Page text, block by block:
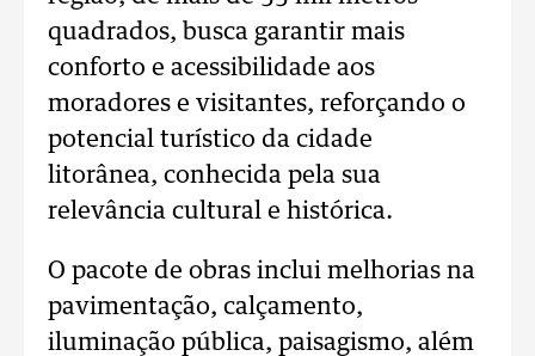
quadrados, busca garantir mais
conforto e acessibilidade aos
moradores e visitantes, reforçando o
potencial turístico da cidade
litorânea, conhecida pela sua
relevância cultural e histórica.
O pacote de obras inclui melhorias na
pavimentação, calçamento,
iluminação pública, paisagismo, além